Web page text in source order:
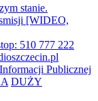
stanie.
[WIDEO,
510 777 222
Publicznej
DUŻY